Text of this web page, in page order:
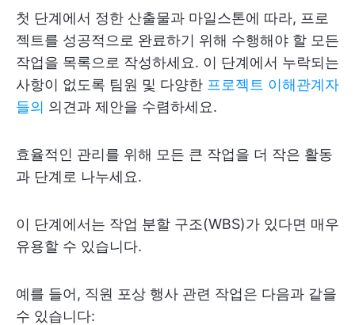
첫 단계에서 정한 산출물과 마일스톤에 따라, 프로
젝트를 성공적으로 완료하기 위해 수행해야 할 모든
작업을 목록으로 작성하세요. 이 단계에서 누락되는
사항이 없도록 팀원 및 다양한 프로젝트 이해관계자
들의 의견과 제안을 수렴하세요.
효율적인 관리를 위해 모든 큰 작업을 더 작은 활동
과 단계로 나누세요.
이 단계에서는 작업 분할 구조(WBS)가 있다면 매우
유용할 수 있습니다.
예를 들어, 직원 포상 행사 관련 작업은 다음과 같을
수 있습니다: